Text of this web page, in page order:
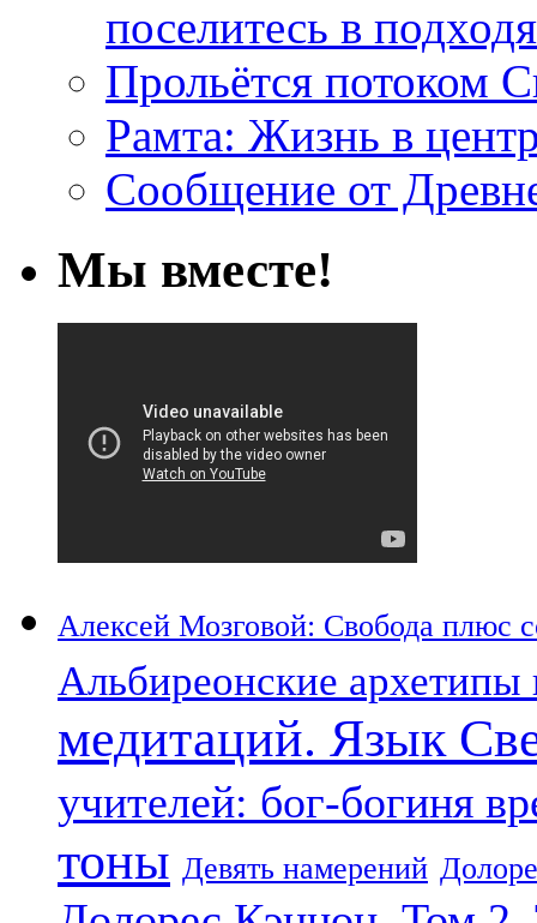
поселитесь в
Прольётся потоком
Рамта: Жизнь в
Сообщение от
Мы вместе!
Алексей Мозговой: Свобода плюс
Альбиреонские
медитаций. Язык
учителей: бог-богиня
тоны Девять намерений